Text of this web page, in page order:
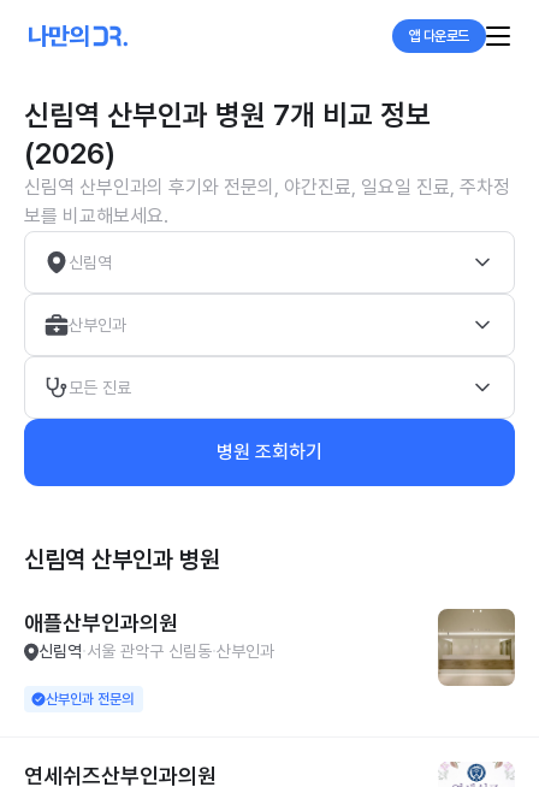
앱 다운로드
신림역 산부인과 병원 7개 비교 정보
(2026)
신림역 산부인과의 후기와 전문의, 야간진료, 일요일 진료, 주차정
보를 비교해보세요.
신림역
산부인과
모든 진료
병원 조회하기
신림역 산부인과 병원
애플산부인과의원
신림역 서울 관악구 신림동 산부인과
산부인과 전문의
연세쉬즈산부인과의원